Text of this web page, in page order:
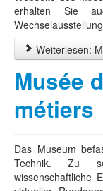
erhalten Sie
Weiterlesen:
Musée
métiers
Das Museum
Technik. Zu
wissenschaftliche